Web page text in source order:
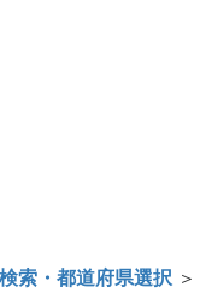
索・都道府県選択 ＞